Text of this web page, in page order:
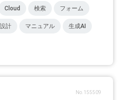
Cloud 検索 フォーム
設計 マニュアル 生成AI
No.155509